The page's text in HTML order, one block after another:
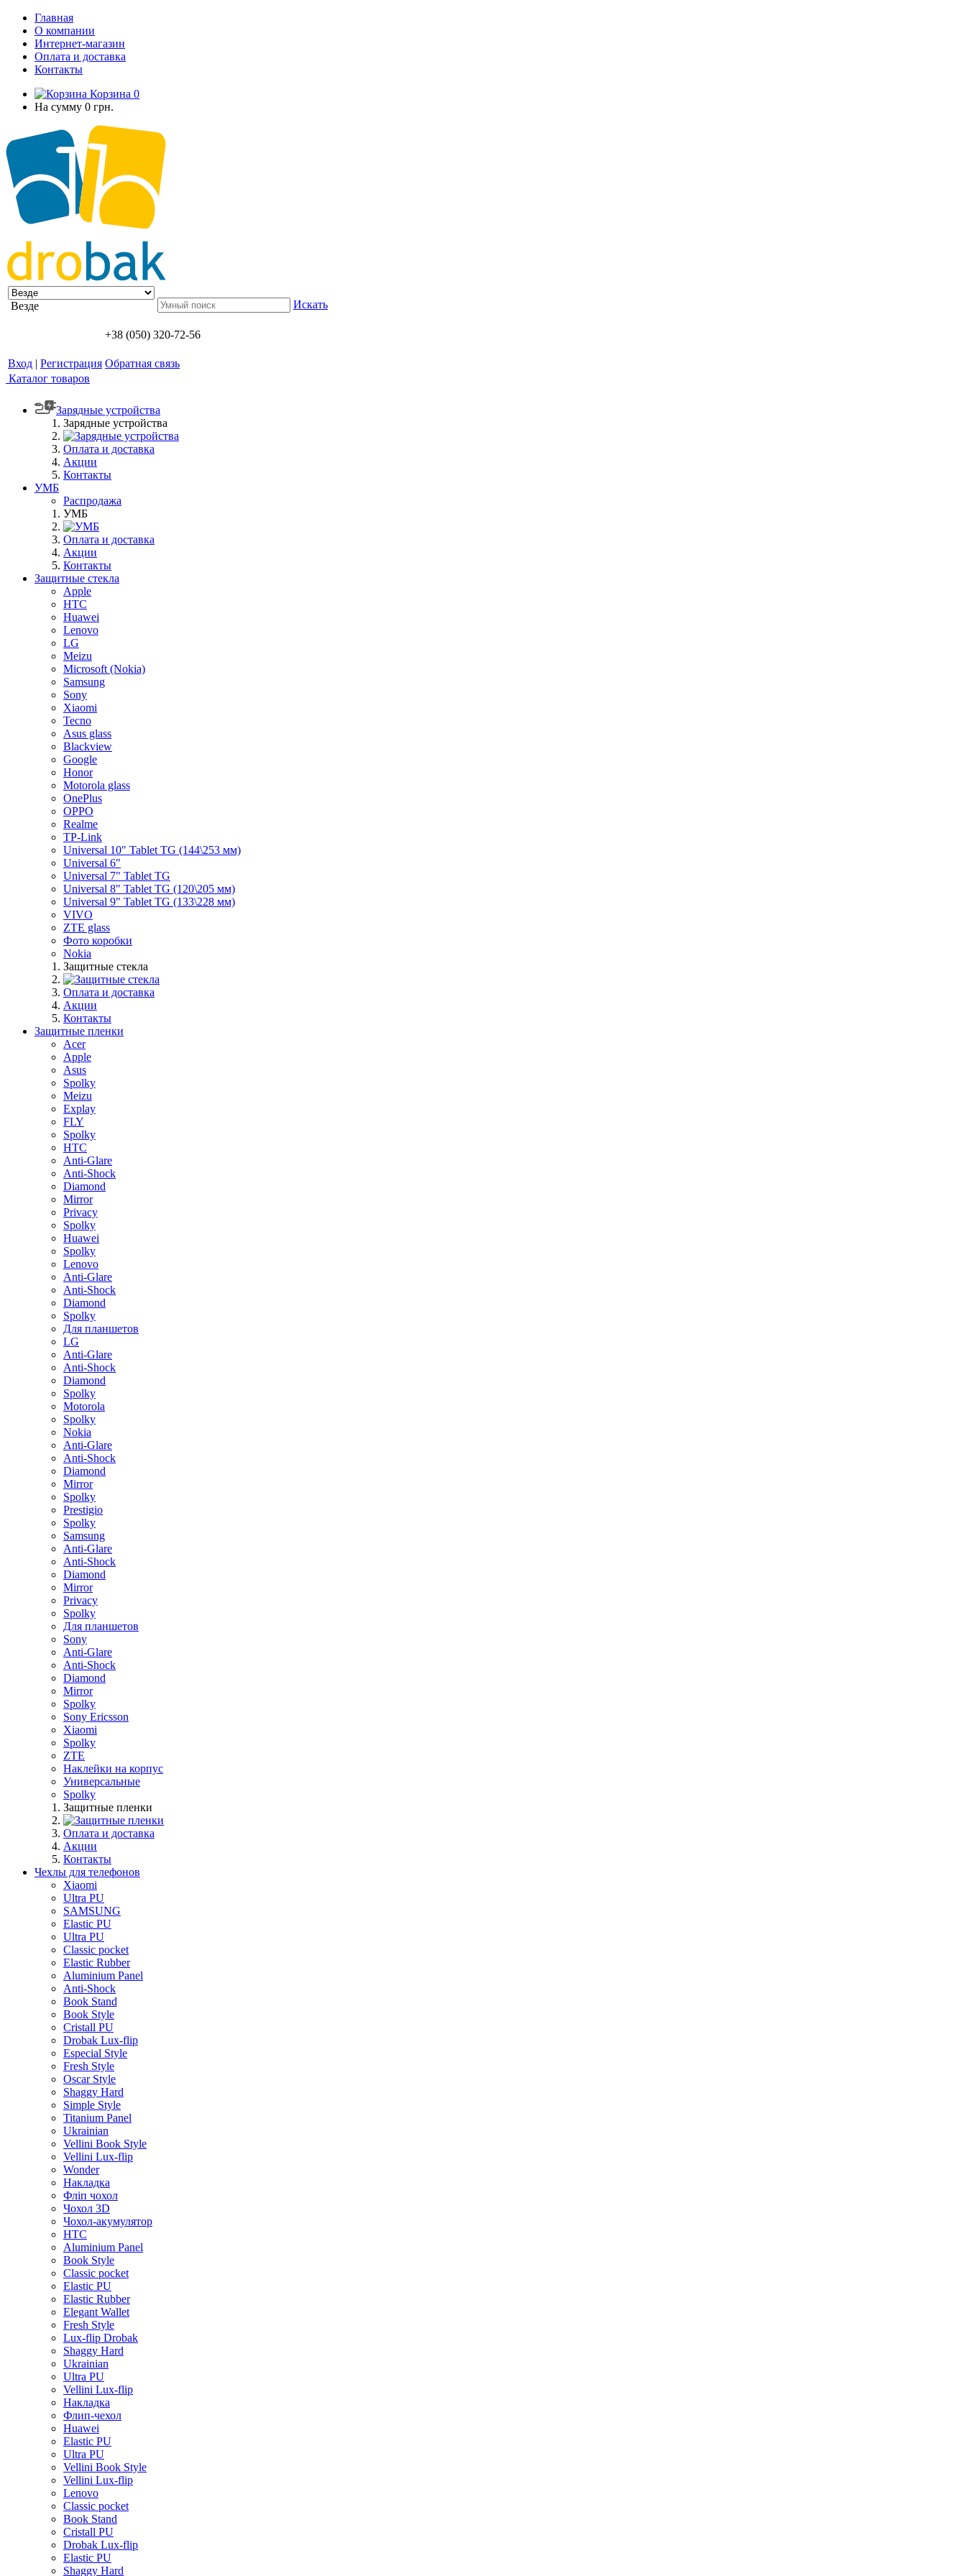
Главная
О компании
Интернет-магазин
Оплата и доставка
Контакты
Корзина 0
На сумму 0 грн.
Везде Искать
+38 (050) 320-72-56
Вход | Регистрация Обратная связь
Каталог товаров
Зарядные устройства
Зарядные устройства
Оплата и доставка
Акции
Контакты
УМБ
Распродажа
УМБ
Оплата и доставка
Акции
Контакты
Защитные стекла
Apple
HTC
Huawei
Lenovo
LG
Meizu
Microsoft (Nokia)
Samsung
Sony
Xiaomi
Tecno
Asus glass
Blackview
Google
Honor
Motorola glass
OnePlus
OPPO
Realme
TP-Link
Universal 10" Tablet TG (144\253 мм)
Universal 6"
Universal 7" Tablet TG
Universal 8" Tablet TG (120\205 мм)
Universal 9" Tablet TG (133\228 мм)
VIVO
ZTE glass
Фото коробки
Nokia
Защитные стекла
Оплата и доставка
Акции
Контакты
Защитные пленки
Acer
Apple
Asus
Spolky
Meizu
Explay
FLY
Spolky
HTC
Anti-Glare
Anti-Shock
Diamond
Mirror
Privacy
Spolky
Huawei
Spolky
Lenovo
Anti-Glare
Anti-Shock
Diamond
Spolky
Для планшетов
LG
Anti-Glare
Anti-Shock
Diamond
Spolky
Motorola
Spolky
Nokia
Anti-Glare
Anti-Shock
Diamond
Mirror
Spolky
Prestigio
Spolky
Samsung
Anti-Glare
Anti-Shock
Diamond
Mirror
Privacy
Spolky
Для планшетов
Sony
Anti-Glare
Anti-Shock
Diamond
Mirror
Spolky
Sony Ericsson
Xiaomi
Spolky
ZTE
Наклейки на корпус
Универсальные
Spolky
Защитные пленки
Оплата и доставка
Акции
Контакты
Чехлы для телефонов
Xiaomi
Ultra PU
SAMSUNG
Elastic PU
Ultra PU
Classic pocket
Elastic Rubber
Aluminium Panel
Anti-Shock
Book Stand
Book Style
Cristall PU
Drobak Lux-flip
Especial Style
Fresh Style
Oscar Style
Shaggy Hard
Simple Style
Titanium Panel
Ukrainian
Vellini Book Style
Vellini Lux-flip
Wonder
Накладка
Фліп чохол
Чохол 3D
Чохол-акумулятор
HTC
Aluminium Panel
Book Style
Classic pocket
Elastic PU
Elastic Rubber
Elegant Wallet
Fresh Style
Lux-flip Drobak
Shaggy Hard
Ukrainian
Ultra PU
Vellini Lux-flip
Накладка
Флип-чехол
Huawei
Elastic PU
Ultra PU
Vellini Book Style
Vellini Lux-flip
Lenovo
Classic pocket
Book Stand
Cristall PU
Drobak Lux-flip
Elastic PU
Shaggy Hard